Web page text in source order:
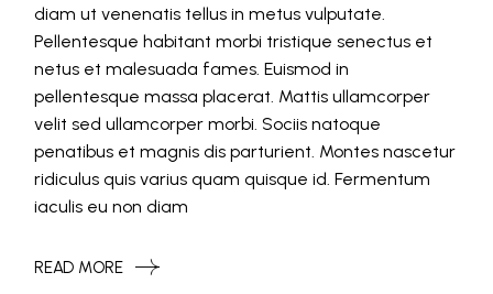
diam ut venenatis tellus in metus vulputate.
Pellentesque habitant morbi tristique senectus et
netus et malesuada fames. Euismod in
pellentesque massa placerat. Mattis ullamcorper
velit sed ullamcorper morbi. Sociis natoque
penatibus et magnis dis parturient. Montes nascetur
ridiculus quis varius quam quisque id. Fermentum
iaculis eu non diam
READ MORE